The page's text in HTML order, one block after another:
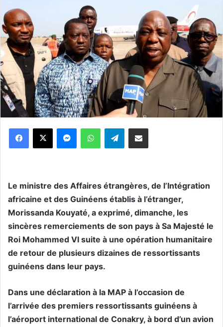
WhatsApp Telegram
Le ministre des Affaires étrangères, de l’Intégration
africaine et des Guinéens établis à l’étranger,
Morissanda Kouyaté, a exprimé, dimanche, les
sincères remerciements de son pays à Sa Majesté le
Roi Mohammed VI suite à une opération humanitaire
de retour de plusieurs dizaines de ressortissants
guinéens dans leur pays.
Dans une déclaration à la MAP à l’occasion de
l’arrivée des premiers ressortissants guinéens à
l’aéroport international de Conakry, à bord d’un avion